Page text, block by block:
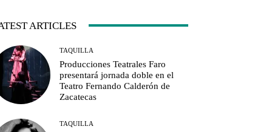
ARTICLES
TAQUILLA
Producciones Teatrales Faro
presentará jornada doble en el
Teatro Fernando Calderón de
Zacatecas
TAQUILLA